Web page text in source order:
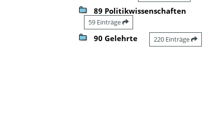
89 Politikwissenschaften
59 Einträge
90 Gelehrte 220 Einträge